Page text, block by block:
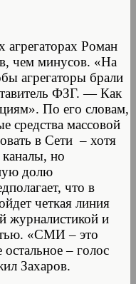
агрегаторах Роман
чем минусов. «На
агрегаторы брали
ФЗГ. — Как
По его словам,
средства массовой
в Сети – хотя
каналы, но
долю
что в
четкая линия
журналистикой и
«СМИ – это
– голос
Захаров.